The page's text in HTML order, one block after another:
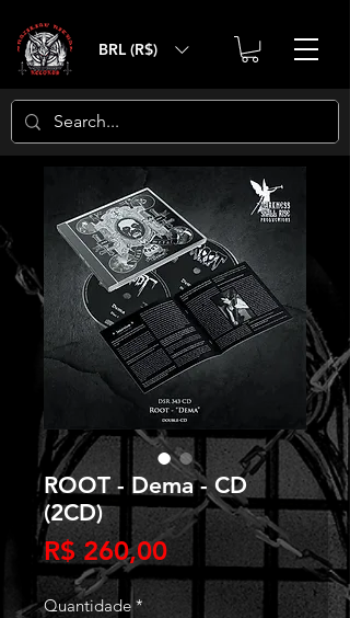
BRL (R$)
ROOT - Dema - CD
(2CD)
R$ 260,00Preço
Quantidade *